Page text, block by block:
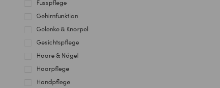
Fusspflege
Gehirnfunktion
Gelenke & Knorpel
Gesichtspflege
Haare & Nägel
Haarpflege
Handpflege